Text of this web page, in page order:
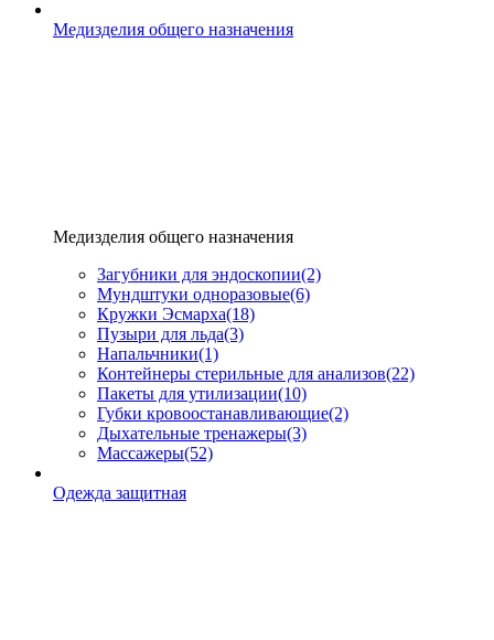
Медизделия общего назначения
Медизделия общего назначения
Загубники для эндоскопии(2)
Мундштуки одноразовые(6)
Кружки Эсмарха(18)
Пузыри для льда(3)
Напальчники(1)
Контейнеры стерильные для анализов(22)
Пакеты для утилизации(10)
Губки кровоостанавливающие(2)
Дыхательные тренажеры(3)
Массажеры(52)
Одежда защитная